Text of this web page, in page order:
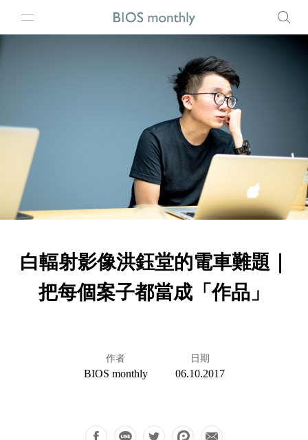
白輻射影像洪鈺堂的電車難題｜
把每個案子都當成「作品」
作者
BIOS monthly
日期
06.10.2017